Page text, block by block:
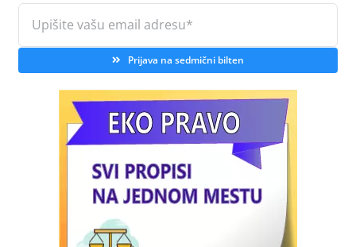
Prijava na sedmični bilten